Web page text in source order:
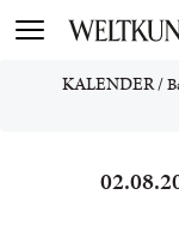
Toggle
KALENDER/